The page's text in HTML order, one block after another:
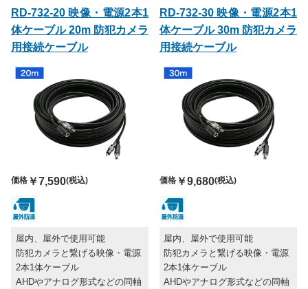
RD-732-20 映像・電源2本1
体ケーブル 20m 防犯カメラ
用接続ケーブル
価格 ￥7,590(税込)
屋内、屋外で使用可能
防犯カメラと繋げる映像・電源
2本1体ケーブル
AHDやアナログ形式などの同軸
RD-732-30 映像・電源2本1
体ケーブル 30m 防犯カメラ
用接続ケーブル
価格￥9,680(税込)
屋内、屋外で使用可能
防犯カメラと繋げる映像・電源
2本1体ケーブル
AHDやアナログ形式などの同軸